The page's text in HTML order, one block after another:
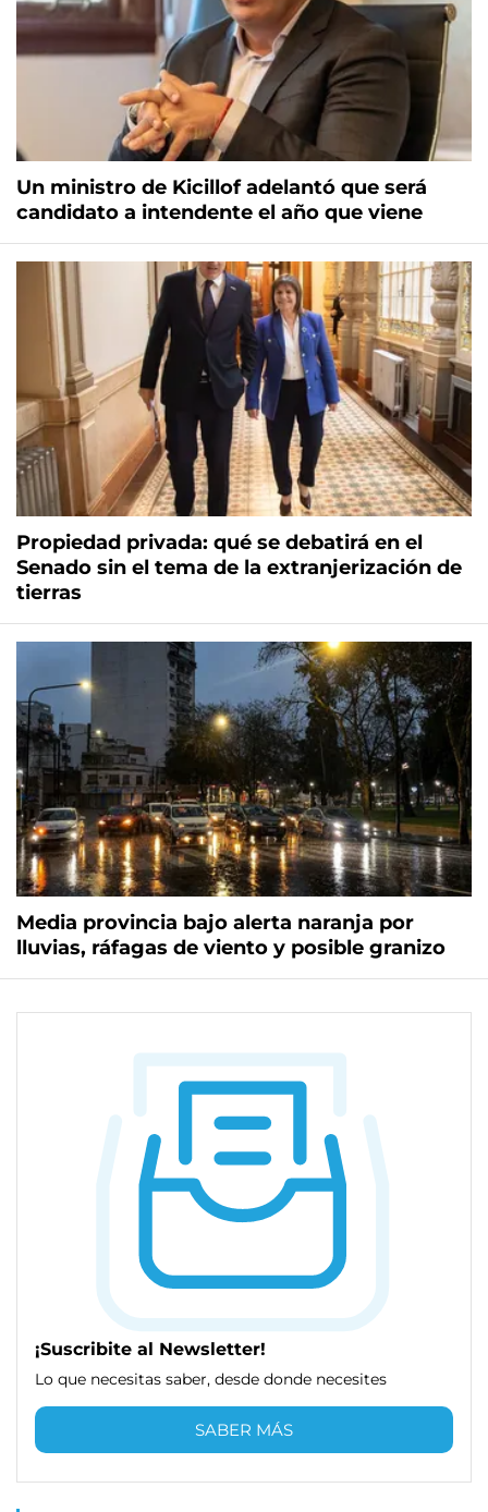
Un ministro de Kicillof adelantó que será
candidato a intendente el año que viene
Propiedad privada: qué se debatirá en el
Senado sin el tema de la extranjerización de
tierras
Media provincia bajo alerta naranja por
lluvias, ráfagas de viento y posible granizo
¡Suscribite al Newsletter!
Lo que necesitas saber, desde donde necesites
SABER MÁS